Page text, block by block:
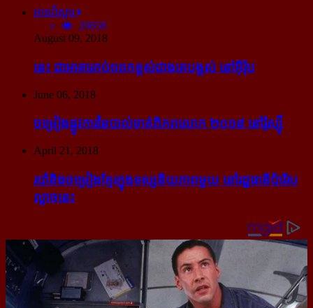
អានពិស្ដារ
20858
August 09, 2018
នេះ ជា​អាគារ​កប់​ពពក​ខ្ពស់​ជាង​គេ​បង្អស់ នៅ​អ៊ឺរ៉ុប
June 06, 2018
ចម្រៀង​ផ្លូវការ​នៃ​បាល់ទាត់​ពិភពលោក ២០១៨ នៅ​រ៉ូស្ស៊ី
April 21, 2018
របាំ​និង​ចម្រៀង​ខ្មែរ​ក្នុង​ទស្សនីយភាព​មួយ នៅ​រដ្ឋធានី​ប៉ារីស​
ល្ងាច​នេះ